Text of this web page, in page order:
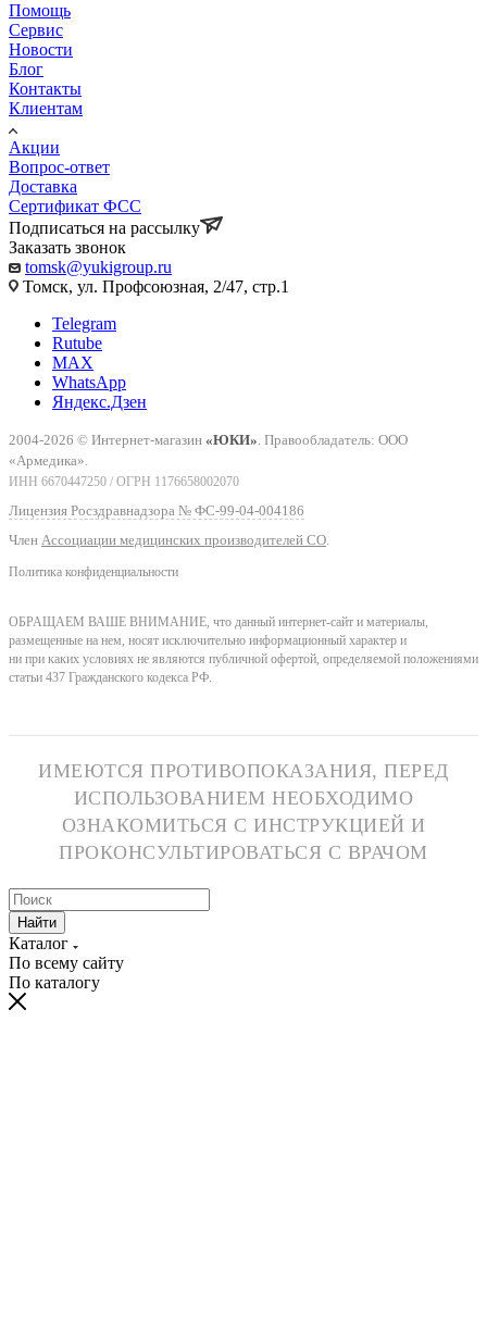
Помощь
Сервис
Новости
Блог
Контакты
Клиентам
Акции
Вопрос-ответ
Доставка
Сертификат ФСС
Подписаться на рассылку
Заказать звонок
tomsk@yukigroup.ru
Томск, ул. Профсоюзная, 2/47, стр.1
Telegram
Rutube
MAX
WhatsApp
Яндекс.Дзен
2004-2026 © Интернет-магазин «ЮКИ». Правообладатель: ООО
«Армедика».
ИНН 6670447250 / ОГРН 1176658002070
Лицензия Росздравнадзора № ФС-99-04-004186
Член Ассоциации медицинских производителей СО.
Политика конфиденциальности
ОБРАЩАЕМ ВАШЕ ВНИМАНИЕ, что данный интернет-сайт и материалы,
размещенные на нем, носят исключительно информационный характер и
ни при каких условиях не являются публичной офертой, определяемой положениями
статьи 437 Гражданского кодекса РФ.
ИМЕЮТСЯ ПРОТИВОПОКАЗАНИЯ, ПЕРЕД
ИСПОЛЬЗОВАНИЕМ НЕОБХОДИМО
ОЗНАКОМИТЬСЯ С ИНСТРУКЦИЕЙ И
ПРОКОНСУЛЬТИРОВАТЬСЯ С ВРАЧОМ
Найти
Каталог
По всему сайту
По каталогу